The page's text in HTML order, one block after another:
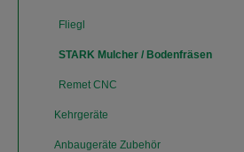
Fliegl
STARK Mulcher / Bodenfräsen
Remet CNC
Kehrgeräte
Anbaugeräte Zubehör